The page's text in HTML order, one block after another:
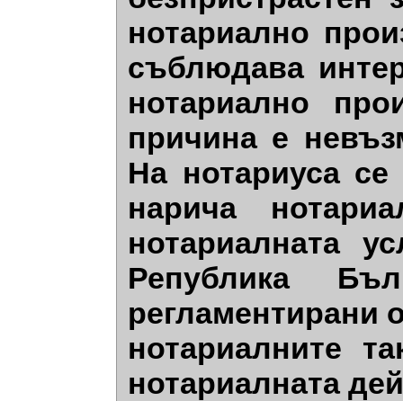
нотариално
съблюдава
нотариално
причина е
На нотариуса
нарича
нотариалната
Република
регламентирани
нотариалните
нотариалната